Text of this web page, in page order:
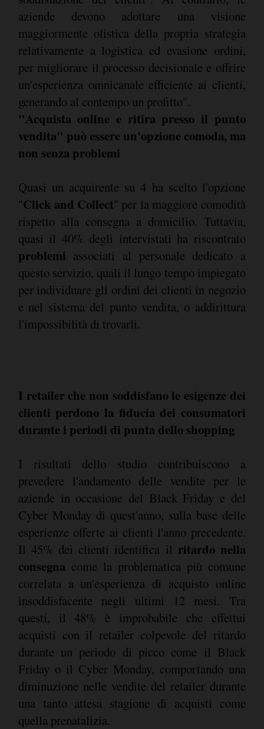
aziende devono adottare una visione
maggiormente olistica della propria strategia
relativamente a logistica ed evasione ordini,
per migliorare il processo decisionale e offrire
un'esperienza omnicanale efficiente ai clienti,
generando al contempo un profitto".
"Acquista online e ritira presso il punto
vendita" può essere un'opzione comoda, ma
non senza problemi
Quasi un acquirente su 4 ha scelto l'opzione
"Click and Collect" per la maggiore comodità
rispetto alla consegna a domicilio. Tuttavia,
quasi il 40% degli intervistati ha riscontrato
problemi associati al personale dedicato a
questo servizio, quali il lungo tempo impiegato
per individuare gli ordini dei clienti in negozio
e nel sistema del punto vendita, o addirittura
l'impossibilità di trovarli.
I retailer che non soddisfano le esigenze dei
clienti perdono la fiducia dei consumatori
durante i periodi di punta dello shopping
I risultati dello studio contribuiscono a
prevedere l'andamento delle vendite per le
aziende in occasione del Black Friday e del
Cyber Monday di quest'anno, sulla base delle
esperienze offerte ai clienti l'anno precedente.
Il 45% dei clienti identifica il ritardo nella
consegna come la problematica più comune
correlata a un'esperienza di acquisto online
insoddisfacente negli ultimi 12 mesi. Tra
questi, il 48% è improbabile che effettui
acquisti con il retailer colpevole del ritardo
durante un periodo di picco come il Black
Friday o il Cyber Monday, comportando una
diminuzione nelle vendite del retailer durante
una tanto attesa stagione di acquisti come
quella prenatalizia.